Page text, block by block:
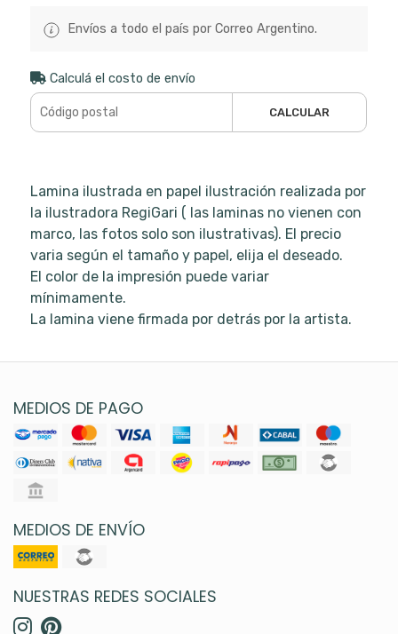
Envíos a todo el país por Correo Argentino.
Calculá el costo de envío
CALCULAR
Lamina ilustrada en papel ilustración realizada por
la ilustradora RegiGari ( las laminas no vienen con
marco, las fotos solo son ilustrativas). El precio
varia según el tamaño y papel, elija el deseado.
El color de la impresión puede variar
mínimamente.
La lamina viene firmada por detrás por la artista.
MEDIOS DE PAGO
MEDIOS DE ENVÍO
NUESTRAS REDES SOCIALES